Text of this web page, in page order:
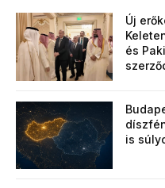
Új
és
is